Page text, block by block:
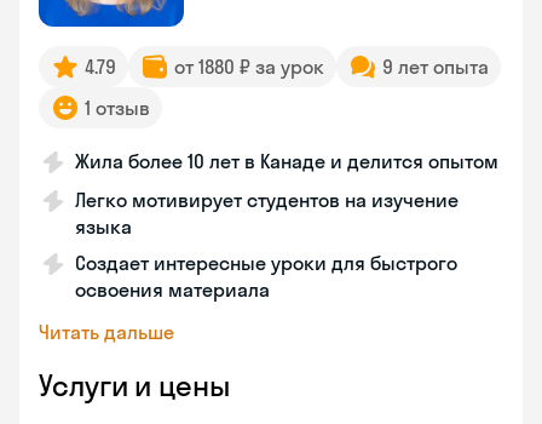
4.79 от 1880 ₽ за урок
9 лет опыта
1 отзыв
Жила более 10 лет в Канаде и делится опытом
Легко мотивирует студентов на изучение
языка
Создает интересные уроки для быстрого
освоения материала
Читать дальше
Услуги и цены